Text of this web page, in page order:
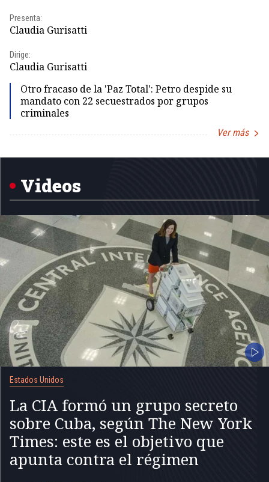
Presenta:
Claudia Gurisatti
Dirige:
Claudia Gurisatti
Otro fracaso de la 'Paz Total': Petro despide su
mandato con 22 secuestrados por grupos
criminales
Ver más
1
Videos
Estados Unidos
La CIA formó un grupo secreto
sobre Cuba, según The New York
Times: este es el objetivo que
apunta contra el régimen